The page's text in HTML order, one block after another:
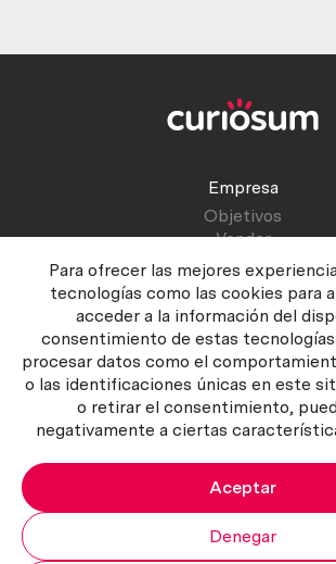
Para ofrecer las mejores
tecnologías como las cookies para
acceder a la información del
consentimiento de estas
procesar datos como el
o las identificaciones únicas en este
o retirar el consentimiento,
negativamente a ciertas
Aceptar
Denegar
Empresa
Objetivos
Vender
Atención al cliente
Contactar
Manual del vendedor
Política del servicio
Copyright ©2026 Curiosum S.L. Todos los